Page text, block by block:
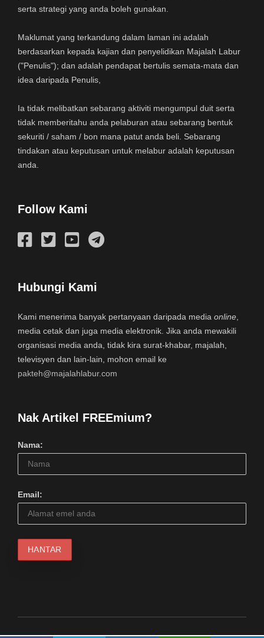
serta strategi yang anda boleh gunakan.
Maklumat yang terkandung dalam laman ini adalah
berdasarkan kepada kajian dan penyelidikan Majalah Labur
("Penulis"); dan adalah pendapat bertulis semata-mata dan
idea daripada Penulis,
Ia tidak melibatkan sebarang aktiviti mengumpul duit serta
tidak memberitahu anda pelaburan atau sebarang bentuk
sekuriti / saham / bon mana patut anda beli. Sebarang
tindakan atau keputusan untuk melabur adalah keputusan
anda.
Follow Kami
Hubungi Kami
Kami menerima banyak pertanyaan daripada media online
media cetak dan juga media elektronik. Jika anda mewakili
organisasi media anda, tidak kira surat-khabar, majalah,
televisyen dan lain-lain, mohon email ke
pakteh@majalahlabur.com
Nak Artikel FREEmium?
Nama:
Email: